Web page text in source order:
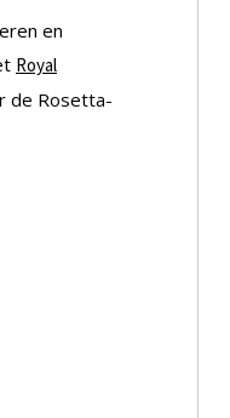
en
Royal
de Rosetta-